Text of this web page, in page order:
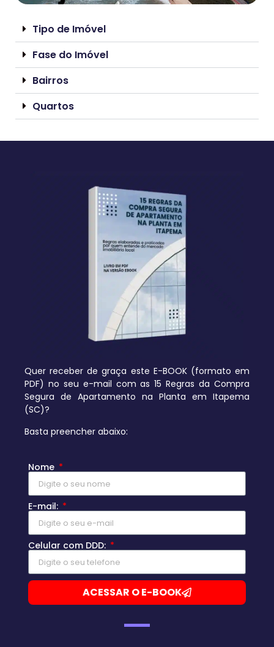
Tipo de Imóvel
Fase do Imóvel
Bairros
Quartos
Quer receber de graça este E-BOOK (formato em
PDF) no seu e-mail com as 15 Regras da Compra
Segura de Apartamento na Planta em Itapema
(SC)?
Basta preencher abaixo:
Nome
E-mail:
Celular com DDD:
ACESSAR O E-BOOK